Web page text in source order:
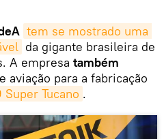
tem se mostrado uma
da gigante brasileira de
A empresa também
aviação para a fabricação
Tucano .